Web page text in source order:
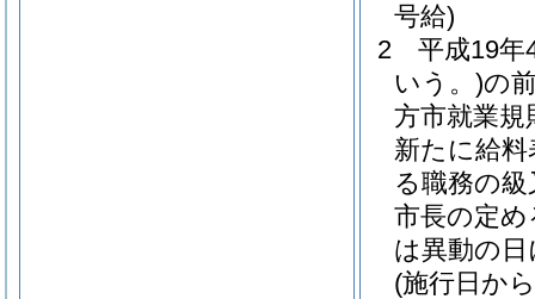
号給)
2
平成19年
いう。)の
方市就業規
新たに給
る職務の
市長の定
は異動の
(施行日か